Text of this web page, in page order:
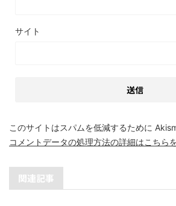
サイト
このサイトはスパムを低減するために
コメントデータの処理方法の詳細はこちら
関連記事